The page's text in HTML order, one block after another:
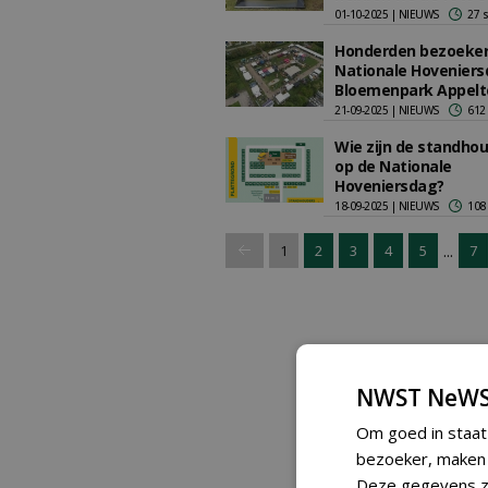
01-10-2025 | NIEUWS 27
Honderden
Nationale
Bloemenpark
21-09-2025 | NIEUWS
Wie zijn de
op de Nationale
Hoveniersdag?
18-09-2025 | NIEUWS
1 2 3 4 5 ... 7
NWST
Om goed in
bezoeker,